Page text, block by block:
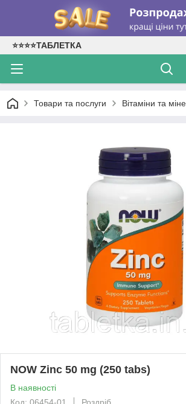
⭐⭐⭐⭐ТАБЛЕТКА
Товари та послуги Вітаміни та
NOW Zinc 50 mg (250 tabs)
В наявності
Код: 06454-01
Роздріб